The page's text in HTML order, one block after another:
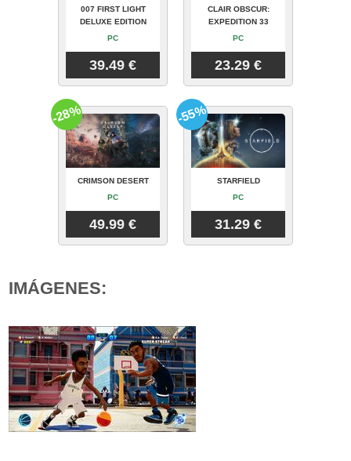
007 FIRST LIGHT
DELUXE EDITION
PC
39.49 €
CLAIR OBSCUR:
EXPEDITION 33
PC
23.29 €
CRIMSON DESERT
PC
49.99 €
-28%
STARFIELD
PC
31.29 €
-55%
IMÁGENES: